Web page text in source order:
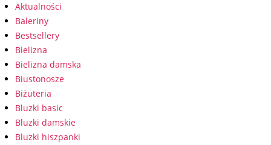
Aktualności
Baleriny
Bestsellery
Bielizna
Bielizna damska
Biustonosze
Biżuteria
Bluzki basic
Bluzki damskie
Bluzki hiszpanki